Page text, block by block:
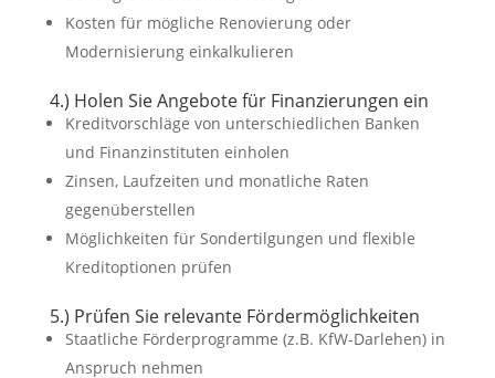
Kosten für mögliche Renovierung oder
Modernisierung einkalkulieren
4.) Holen Sie Angebote für Finanzierungen ein
Kreditvorschläge von unterschiedlichen Banken
und Finanzinstituten einholen
Zinsen, Laufzeiten und monatliche Raten
gegenüberstellen
Möglichkeiten für Sondertilgungen und flexible
Kreditoptionen prüfen
5.) Prüfen Sie relevante Fördermöglichkeiten
Staatliche Förderprogramme (z.B. KfW-Darlehen) in
Anspruch nehmen